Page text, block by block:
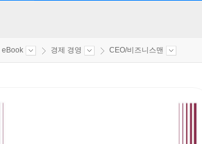
eBook 경제 경영 CEO/비즈니스맨